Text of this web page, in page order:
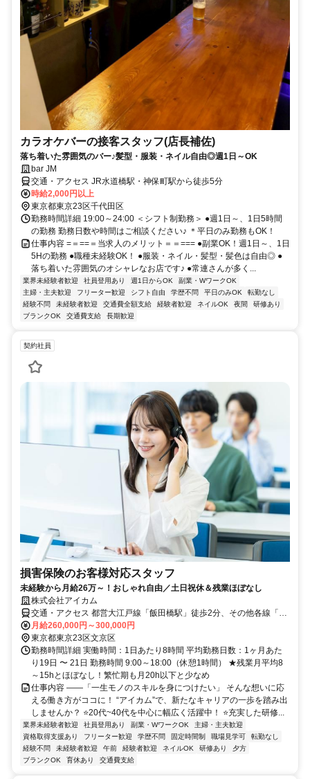
カラオケバーの接客スタッフ(店長補佐)
落ち着いた雰囲気のバー♪髪型・服装・ネイル自由◎週1日～OK
bar JM
交通・アクセス JR水道橋駅・神保町駅から徒歩5分
時給2,000円以上
東京都東京23区千代田区
勤務時間詳細 19:00～24:00 ＜シフト制勤務＞ ●週1日～、1日5時間
の勤務 勤務日数や時間はご相談ください♪ ＊平日のみ勤務もOK！
仕事内容 =＝==＝当求人のメリット＝＝=== ●副業OK！週1日～、1日
5Hの勤務 ●職種未経験OK！ ●服装・ネイル・髪型・髪色は自由◎ ●
落ち着いた雰囲気のオシャレなお店です♪ ●常連さんが多く...
業界未経験者歓迎 社員登用あり 週1日からOK
副業・WワークOK
主婦・主夫歓迎
フリーター歓迎 シフト自由 学歴不問 平日のみOK
転勤なし
経験不問
未経験者歓迎 交通費全額支給 経験者歓迎 ネイルOK 夜間
研修あり
ブランクOK
交通費支給 長期歓迎
契約社員
損害保険のお客様対応スタッフ
未経験から月給26万～！おしゃれ自由／土日祝休＆残業ほぼなし
株式会社アイカム
交通・アクセス 都営大江戸線「飯田橋駅」徒歩2分、その他各線「飯
田橋駅」徒歩6分
月給260,000円～300,000円
東京都東京23区文京区
勤務時間詳細 実働時間：1日あたり8時間 平均勤務日数：1ヶ月あた
り19日 〜 21日 勤務時間 9:00～18:00（休憩1時間） ★残業月平均8
～15hとほぼなし！繁忙期も月20h以下と少なめ
仕事内容 ――「一生モノのスキルを身につけたい」 そんな想いに応
える働き方がココに！ “アイカム”で、新たなキャリアの一歩を踏み出
しませんか？ ⭐20代~40代を中心に幅広く活躍中！ ⭐充実した研修...
業界未経験者歓迎 社員登用あり 副業・WワークOK
主婦・主夫歓迎
資格取得支援あり
フリーター歓迎 学歴不問 固定時間制 職場見学可
転勤なし
経験不問
未経験者歓迎 午前 経験者歓迎 ネイルOK 研修あり
夕方
ブランクOK
育休あり 交通費支給